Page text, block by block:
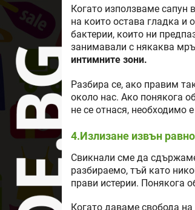
Когато използваме сапун
на които остава гладка и
бактерии, които ни
занимавали с някаква
интимните зони.
Разбира се, ако правим
около нас. Ако понякога
не се отнася, необходимо
4.Излизане извън
Свикнали сме да
разбираемо, тъй като
прави истерии. Понякога
Когато даваме свобода